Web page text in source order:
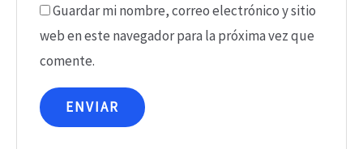
Guardar mi nombre, correo electrónico y sitio
web en este navegador para la próxima vez que
comente.